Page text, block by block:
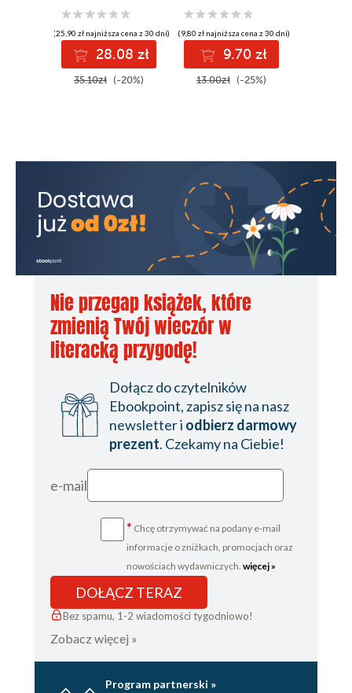
(25,90 zł najniższa cena z 30 dni)
28.08 zł
35.10zł (-20%)
(9,80 zł najniższa cena z 30 dni)
9.70 zł
13.00zł (-25%)
Nie przegap książek, które
zmienią Twój wieczór w
literacką przygodę!
Dołącz do czytelników
Ebookpoint, zapisz się na nasz
newsletter i odbierz darmowy
prezent. Czekamy na Ciebie!
e-mail
* Chcę otrzymywać na podany e-mail
informacje o zniżkach, promocjach oraz
nowościach wydawniczych. więcej »
DOŁĄCZ TERAZ
Bez spamu, 1-2 wiadomości tygodniowo!
Zobacz więcej »
Program partnerski »